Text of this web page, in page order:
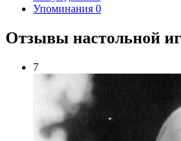
Упоминания 0
Отзывы настольной
7